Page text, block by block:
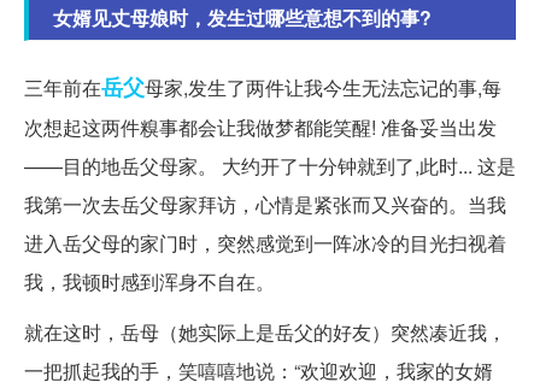
女婿见丈母娘时，发生过哪些意想不到的事?
三年前在岳父母家,发生了两件让我今生无法忘记的事,每
次想起这两件糗事都会让我做梦都能笑醒! 准备妥当出发
——目的地岳父母家。 大约开了十分钟就到了,此时... 这是
我第一次去岳父母家拜访，心情是紧张而又兴奋的。当我
进入岳父母的家门时，突然感觉到一阵冰冷的目光扫视着
我，我顿时感到浑身不自在。
就在这时，岳母（她实际上是岳父的好友）突然凑近我，
一把抓起我的手，笑嘻嘻地说：“欢迎欢迎，我家的女婿